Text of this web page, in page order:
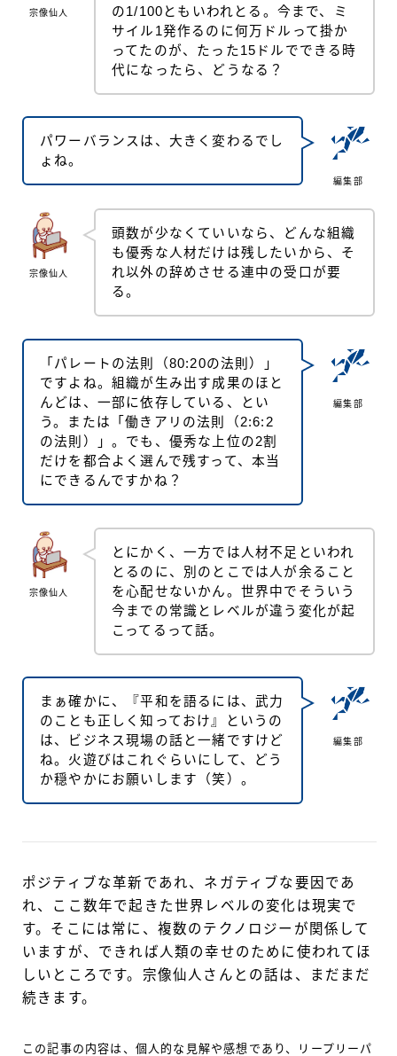
宗像仙人
の1/100ともいわれとる。今まで、ミ
サイル1発作るのに何万ドルって掛か
ってたのが、たった15ドルでできる時
代になったら、どうなる？
編集部
パワーバランスは、大きく変わるでし
ょね。
宗像仙人
頭数が少なくていいなら、どんな組織
も優秀な人材だけは残したいから、そ
れ以外の辞めさせる連中の受口が要
る。
編集部
「パレートの法則（80:20の法則）」
ですよね。組織が生み出す成果のほと
んどは、一部に依存している、とい
う。または「働きアリの法則（2:6:2
の法則）」。でも、優秀な上位の2割
だけを都合よく選んで残すって、本当
にできるんですかね？
宗像仙人
とにかく、一方では人材不足といわれ
とるのに、別のとこでは人が余ること
を心配せないかん。世界中でそういう
今までの常識とレベルが違う変化が起
こってるって話。
編集部
まぁ確かに、『平和を語るには、武力
のことも正しく知っておけ』というの
は、ビジネス現場の話と一緒ですけど
ね。火遊びはこれぐらいにして、どう
か穏やかにお願いします（笑）。
ポジティブな革新であれ、ネガティブな要因であ
れ、ここ数年で起きた世界レベルの変化は現実で
す。そこには常に、複数のテクノロジーが関係して
いますが、できれば人類の幸せのために使われてほ
しいところです。宗像仙人さんとの話は、まだまだ
続きます。
この記事の内容は、個人的な見解や感想であり、リープリーパ